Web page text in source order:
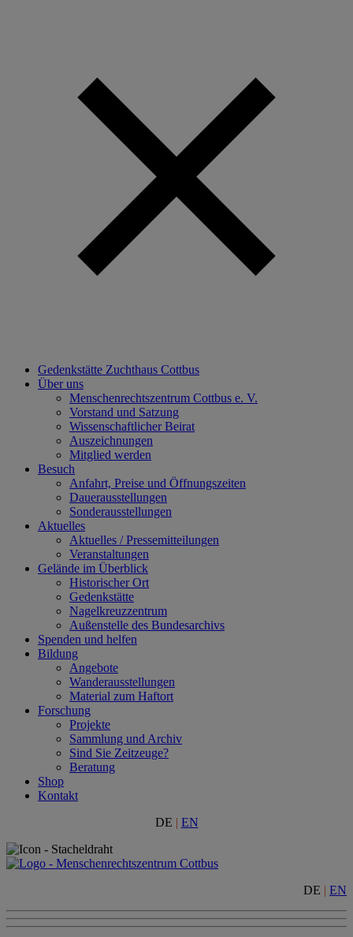
Gedenkstätte Zuchthaus Cottbus
Über uns
Menschenrechtszentrum Cottbus e. V.
Vorstand und Satzung
Wissenschaftlicher Beirat
Auszeichnungen
Mitglied werden
Besuch
Anfahrt, Preise und Öffnungszeiten
Dauerausstellungen
Sonderausstellungen
Aktuelles
Aktuelles / Pressemitteilungen
Veranstaltungen
Gelände im Überblick
Historischer Ort
Gedenkstätte
Nagelkreuzzentrum
Außenstelle des Bundesarchivs
Spenden und helfen
Bildung
Angebote
Wanderausstellungen
Material zum Haftort
Forschung
Projekte
Sammlung und Archiv
Sind Sie Zeitzeuge?
Beratung
Shop
Kontakt
DE | EN
DE | EN